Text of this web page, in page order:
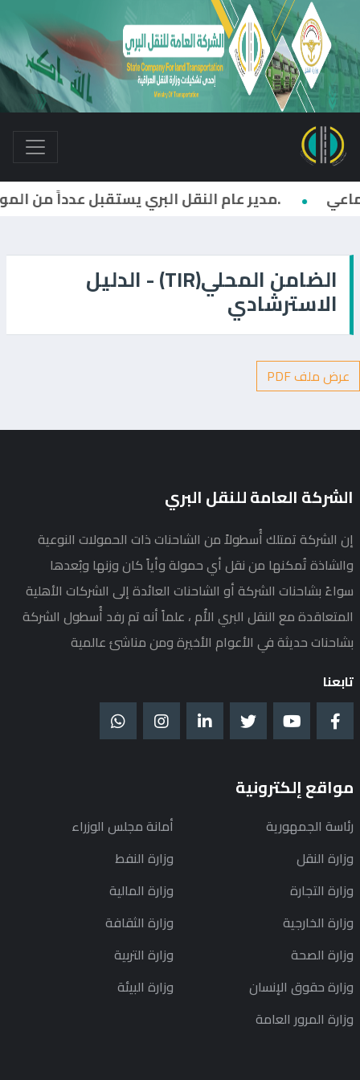
مدير عام النقل البري يستقبل عدداً من الموظفين والمراجعين.
الضامن المحلي(TIR) - الدليل
الاسترشادي
عرض ملف PDF
الشركة العامة للنقل البري
إن الشركة تمتلك أُسطولاً من الشاحنات ذات الحمولات النوعية
والشاذة تُمكنها من نقل أي حمولة وأياً كان وزنها وبُعدها
سواءً بشاحنات الشركة أو الشاحنات العائدة إلى الشركات الأهلية
المتعاقدة مع النقل البري الأُم ، علماً أنه تم رفد أُسطول الشركة
بشاحنات حديثة في الأعوام الأخيرة ومن مناشئ عالمية
تابعنا
مواقع إلكترونية
رئاسة الجمهورية
أمانة مجلس الوزراء
وزارة النقل
وزارة النفط
وزارة التجارة
وزارة المالية
وزارة الخارجية
وزارة الثقافة
وزارة الصحة
وزارة التربية
وزارة حقوق الإنسان
وزارة البيئة
وزارة المرور العامة